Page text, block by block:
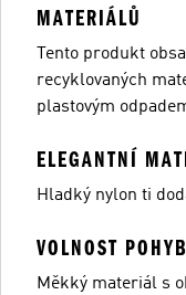
MATERIÁLŮ
Tento produkt
recyklovaných
plastovým
ELEGANTNÍ
Hladký nylon ti
VOLNOST
Měkký materiál s